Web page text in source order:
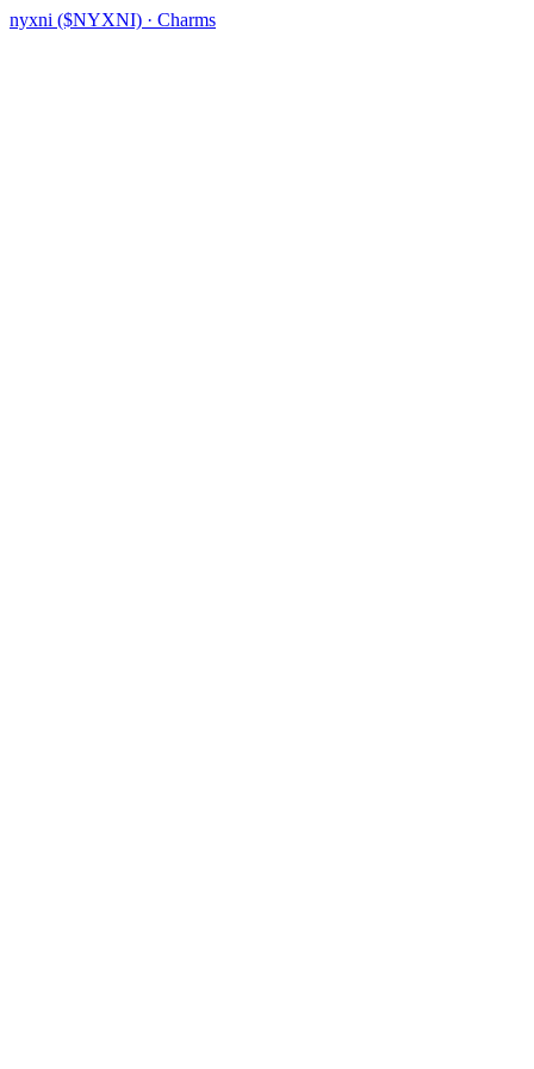
nyxni ($NYXNI) · Charms